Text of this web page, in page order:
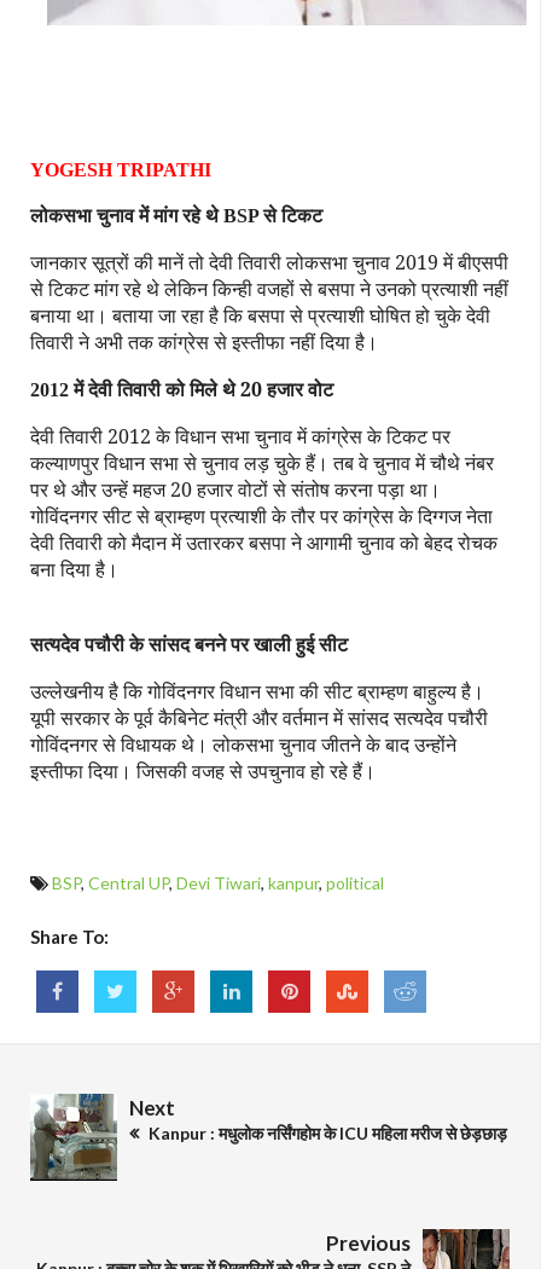
YOGESH TRIPATHI
लोकसभा चुनाव में मांग रहे थेBSPसे टिकट
जानकार सूत्रों की मानें तो देवी तिवारी लोकसभा चुनाव 2019 में बीएसपी
से टिकट मांग रहे थे लेकिन किन्ही वजहों से बसपा ने उनको प्रत्याशी नहीं
बनाया था। बताया जा रहा है कि बसपा से प्रत्याशी घोषित हो चुके देवी
तिवारी ने अभी तक कांग्रेस से इस्तीफा नहीं दिया है।
2012में देवी तिवारी को मिले थे 20 हजार वोट
देवी तिवारी 2012 के विधान सभा चुनाव में कांग्रेस के टिकट पर
कल्याणपुर विधान सभा से चुनाव लड़ चुके हैं। तब वे चुनाव में चौथे नंबर
पर थे और उन्हें महज 20 हजार वोटों से संतोष करना पड़ा था।
गोविंदनगर सीट से ब्राम्हण प्रत्याशी के तौर पर कांग्रेस के दिग्गज नेता
देवी तिवारी को मैदान में उतारकर बसपा ने आगामी चुनाव को बेहद रोचक
बना दिया है।
सत्यदेव पचौरी के सांसद बनने पर खाली हुई सीट
उल्लेखनीय है कि गोविंदनगर विधान सभा की सीट ब्राम्हण बाहुल्य है।
यूपी सरकार के पूर्व कैबिनेट मंत्री और वर्तमान में सांसद सत्यदेव पचौरी
गोविंदनगर से विधायक थे। लोकसभा चुनाव जीतने के बाद उन्होंने
इस्तीफा दिया। जिसकी वजह से उपचुनाव हो रहे हैं।
BSP, Central UP, Devi Tiwari, kanpur, political
Share To:
Next
Kanpur : मधुलोक नर्सिंगहोम के ICU महिला मरीज से छेड़छाड़
Previous